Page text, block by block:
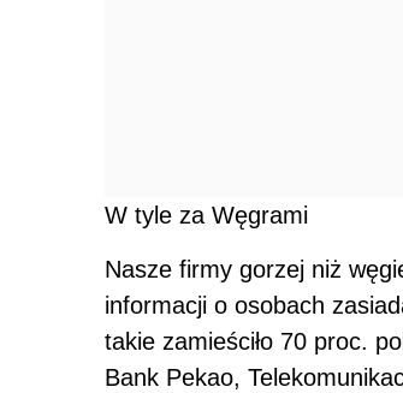
W tyle za Węgrami
Nasze firmy gorzej niż
informacji o osobach
takie zamieściło 70 proc.
Bank Pekao,